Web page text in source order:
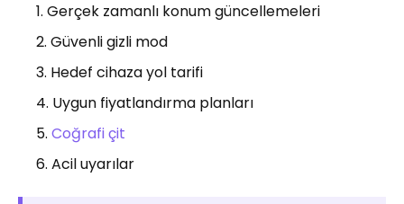
Gerçek zamanlı konum güncellemeleri
Güvenli gizli mod
Hedef cihaza yol tarifi
Uygun fiyatlandırma planları
Coğrafi çit
Acil uyarılar